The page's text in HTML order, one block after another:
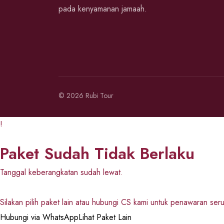
pada kenyamanan jamaah.
© 2026 Rubi Tour
!
Paket Sudah Tidak Berlaku
Tanggal keberangkatan sudah lewat.
Silakan pilih paket lain atau hubungi CS kami untuk penawaran
Hubungi via WhatsAppLihat Paket Lain